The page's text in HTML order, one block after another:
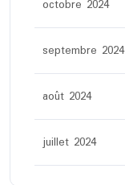
octobre 2024
septembre 2024
août 2024
juillet 2024